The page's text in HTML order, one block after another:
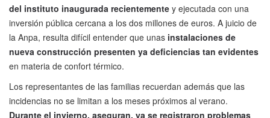
del instituto inaugurada recientemente y ejecutada con una
inversión pública cercana a los dos millones de euros. A juicio de
la Anpa, resulta difícil entender que unas instalaciones de
nueva construcción presenten ya deficiencias tan evidentes
en materia de confort térmico.
Los representantes de las familias recuerdan además que las
incidencias no se limitan a los meses próximos al verano.
Durante el invierno, aseguran, ya se registraron problemas